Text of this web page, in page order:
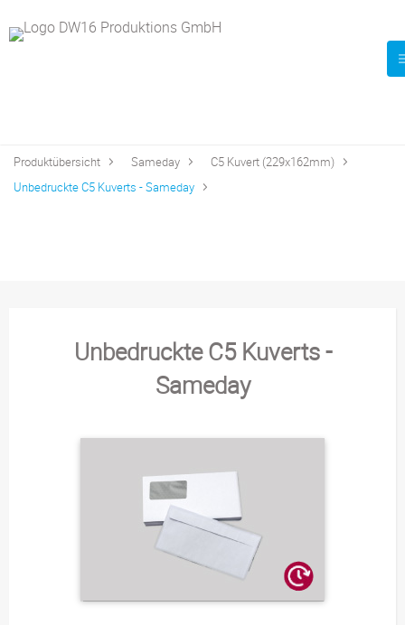
Produktübersicht Sameday
C5 Kuvert (229x162mm)
Unbedruckte C5 Kuverts - Sameday
Unbedruckte C5 Kuverts -
Sameday